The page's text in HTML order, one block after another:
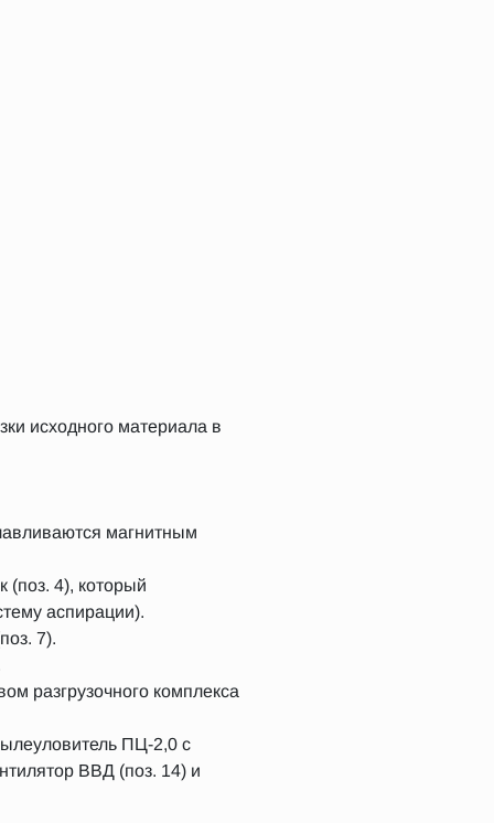
исходного материала в
магнитным
(поз. 4), который
аспирации).
7).
разгрузочного комплекса
ПЦ-2,0 с
ВВД (поз. 14) и